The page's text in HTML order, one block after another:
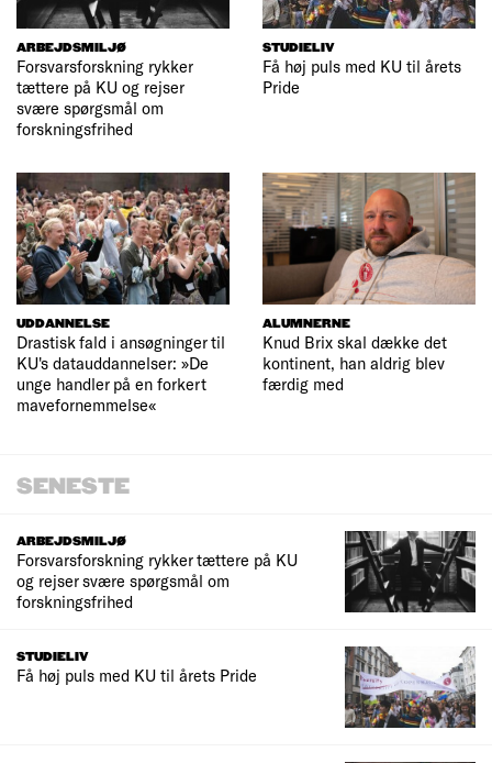
ARBEJDSMILJØ
Forsvarsforskning rykker
tættere på KU og rejser
svære spørgsmål om
forskningsfrihed
STUDIELIV
Få høj puls med KU til årets
Pride
UDDANNELSE
Drastisk fald i ansøgninger til
KU's datauddannelser: »De
unge handler på en forkert
mavefornemmelse«
ALUMNERNE
Knud Brix skal dække det
kontinent, han aldrig blev
færdig med
SENESTE
ARBEJDSMILJØ
Forsvarsforskning rykker tættere på KU
og rejser svære spørgsmål om
forskningsfrihed
STUDIELIV
Få høj puls med KU til årets Pride